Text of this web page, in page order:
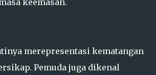
keemasan.
merepresentasi kematangan
Pemuda juga dikenal